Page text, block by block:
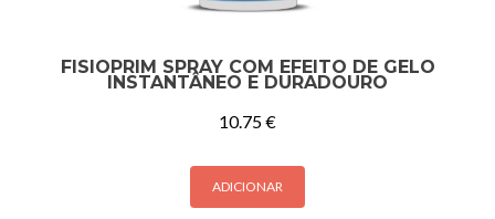
FISIOPRIM SPRAY COM EFEITO DE GELO
INSTANTÂNEO E DURADOURO
10.75€
ADICIONAR